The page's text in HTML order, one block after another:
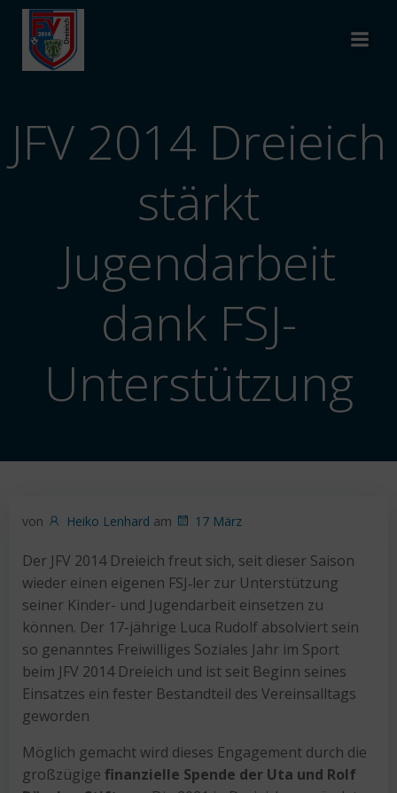
JFV 2014 Dreieich
stärkt
Jugendarbeit
dank FSJ-
Unterstützung
von Heiko Lenhard am 17 März
Der JFV 2014 Dreieich freut sich, seit dieser Saison
wieder einen eigenen FSJ‑ler zur Unterstützung
seiner Kinder- und Jugendarbeit einsetzen zu
können. Der 17-jährige Luca Rudolf absolviert sein
so genanntes Freiwilliges Soziales Jahr im Sport
beim JFV 2014 Dreieich und ist seit Beginn seines
Einsatzes ein fester Bestandteil des Vereinsalltags
geworden
Möglich gemacht wird dieses Engagement durch die
großzügige finanzielle Spende der Uta und Rolf